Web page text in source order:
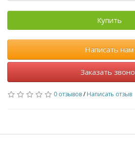
Купить
Написать нам
Заказать
0 отзывов/Написать отзыв